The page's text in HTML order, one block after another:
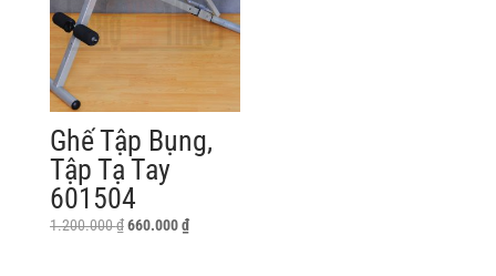
Ghế Tập Bụng,
Tập Tạ Tay
601504
1.200.000₫ Giá
660.000₫Giá